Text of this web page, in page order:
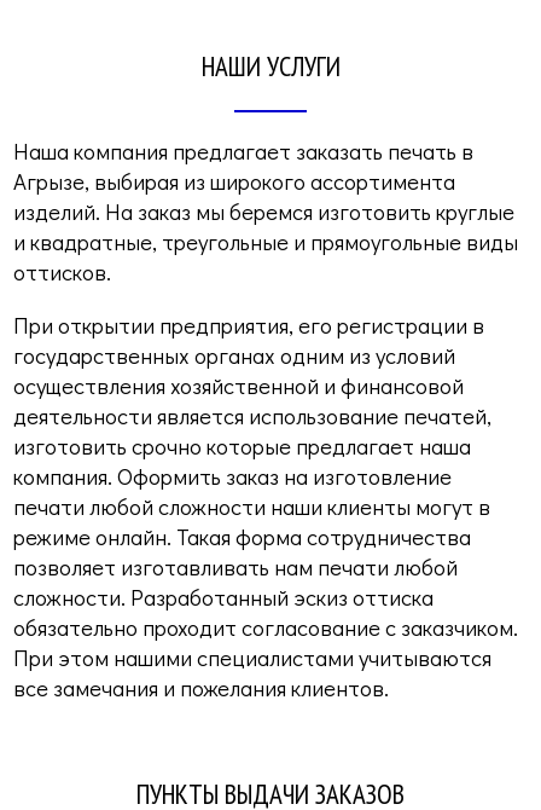
НАШИ УСЛУГИ
Наша компания предлагает заказать печать в
Агрызе, выбирая из широкого ассортимента
изделий. На заказ мы беремся изготовить круглые
и квадратные, треугольные и прямоугольные виды
оттисков.
При открытии предприятия, его регистрации в
государственных органах одним из условий
осуществления хозяйственной и финансовой
деятельности является использование печатей,
изготовить срочно которые предлагает наша
компания. Оформить заказ на изготовление
печати любой сложности наши клиенты могут в
режиме онлайн. Такая форма сотрудничества
позволяет изготавливать нам печати любой
сложности. Разработанный эскиз оттиска
обязательно проходит согласование с заказчиком.
При этом нашими специалистами учитываются
все замечания и пожелания клиентов.
ПУНКТЫ ВЫДАЧИ ЗАКАЗОВ